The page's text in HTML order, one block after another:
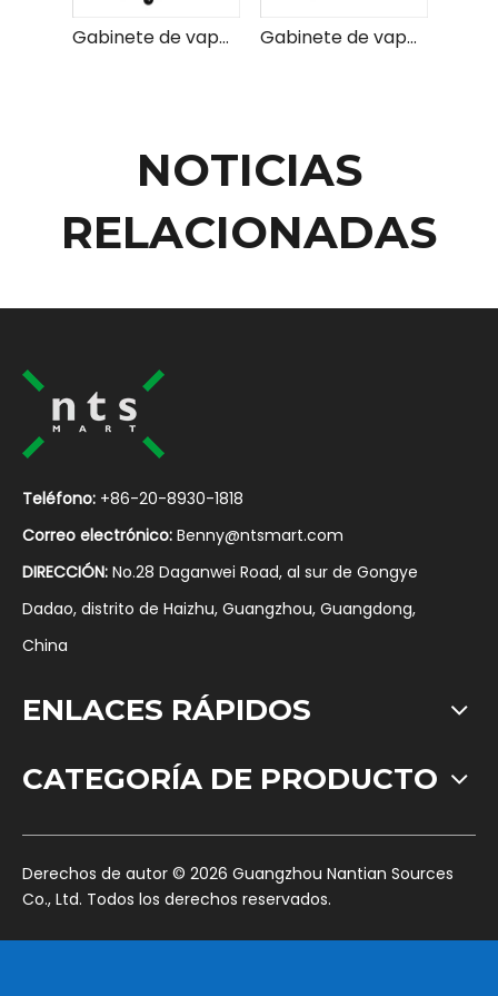
Gabinete de vapor de mariscos de 4 puertas Gabinete de vapor de mariscos de 3 puertas W1100
NOTICIAS
RELACIONADAS
Teléfono: +86-20-8930-1818
Correo electrónico: Benny@ntsmart.com
DIRECCIÓN: No.28 Daganwei Road, al sur de Gongye
Dadao, distrito de Haizhu, Guangzhou, Guangdong,
China
ENLACES RÁPIDOS
CATEGORÍA DE PRODUCTO
​Derechos de autor © 2026 Guangzhou Nantian Sources
Co., Ltd. Todos los derechos reservados.